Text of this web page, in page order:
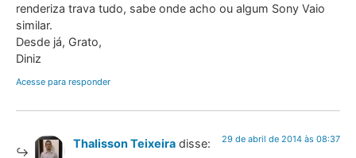
renderiza trava tudo, sabe onde acho ou algum Sony Vaio
similar.
Desde já, Grato,
Diniz
Acesse para responder
Thalisson Teixeira disse: 29 de abril de 2014 às 08:37